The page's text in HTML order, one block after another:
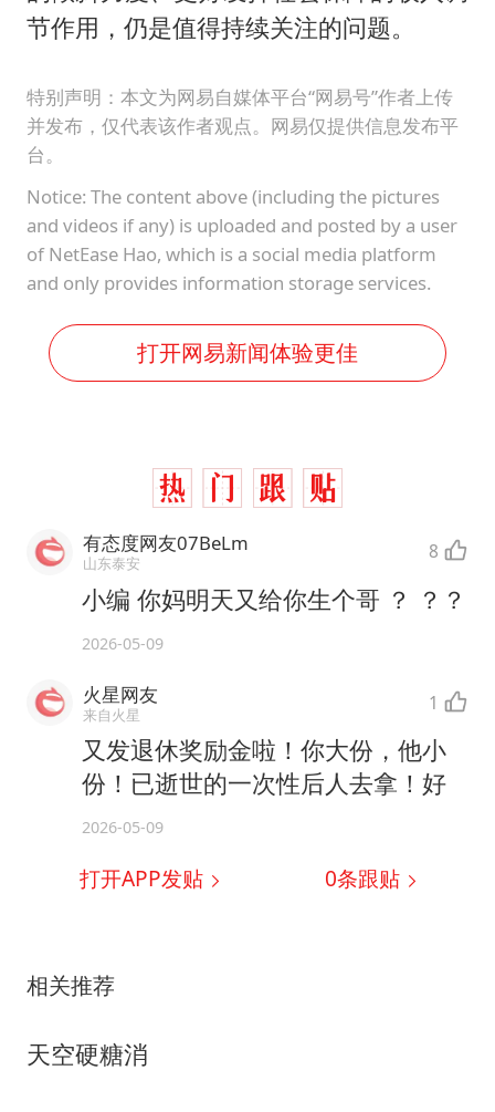
节作用，仍是值得持续关注的问题。
特别声明：本文为网易自媒体平台“网易号”作者上传
并发布，仅代表该作者观点。网易仅提供信息发布平
台。
Notice: The content above (including the pictures
and videos if any) is uploaded and posted by a user
of NetEase Hao, which is a social media platform
and only provides information storage services.
打开网易新闻体验更佳
有态度网友07BeLm
山东泰安 8
小编 你妈明天又给你生个哥 ？ ？？
2026-05-09
火星网友
来自火星 1
又发退休奖励金啦！你大份，他小
份！已逝世的一次性后人去拿！好
2026-05-09
打开APP发贴 0条跟贴
相关推荐
天空硬糖消